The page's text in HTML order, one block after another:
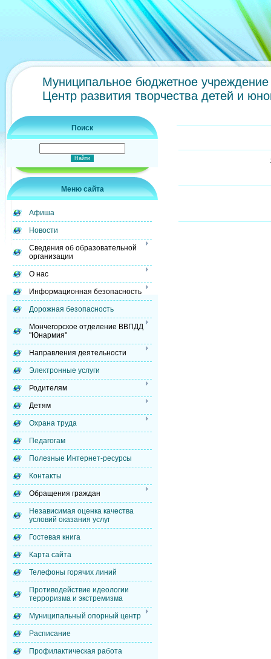
Муниципальное бюджетное учреждение
Центр развития творчества детей и
Поиск
Меню сайта
Афиша
Новости
Сведения об образовательной
организации
О нас
Информационная безопасность
Дорожная безопасность
Мончегорское отделение ВВПДД
"Юнармия"
Направления деятельности
Электронные услуги
Родителям
Детям
Охрана труда
Педагогам
Полезные Интернет-ресурсы
Контакты
Обращения граждан
Независимая оценка качества
условий оказания услуг
Гостевая книга
Карта сайта
Телефоны горячих линий
Противодействие идеологии
терроризма и экстремизма
Муниципальный опорный центр
Расписание
Профилактическая работа